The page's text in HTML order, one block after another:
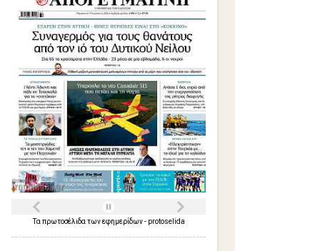
Τα πρωτοσέλιδα τωνεφημερίδων- protoselida